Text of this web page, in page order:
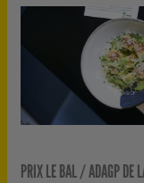
PRIX LE BAL / ADAGP DE